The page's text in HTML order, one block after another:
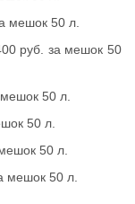
мешок 50 л.
руб. за мешок 50
50 л.
50 л.
50 л.
мешок 50 л.